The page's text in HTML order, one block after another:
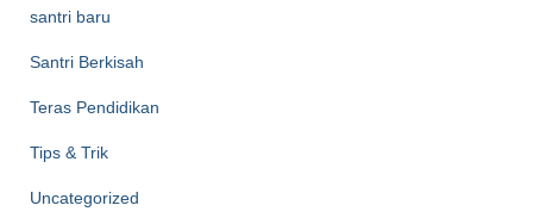
santri baru
Santri Berkisah
Teras Pendidikan
Tips & Trik
Uncategorized